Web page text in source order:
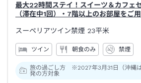
最大22時間ステイ！スイーツ＆カフェ
（滞在中1回）・7階以上のお部屋をご
スーペリアツイン禁煙 23平米
ツイン 朝食のみ 禁煙
旅の過ごし方 ※2027年3月31日（沖縄
発の方対象